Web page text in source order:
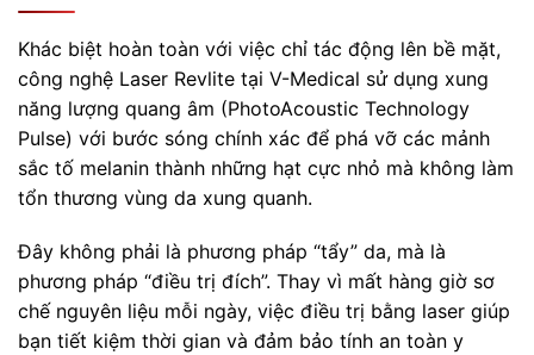
Khác biệt hoàn toàn với việc chỉ tác động lên bề mặt,
công nghệ Laser Revlite tại V-Medical sử dụng xung
năng lượng quang âm (PhotoAcoustic Technology
Pulse) với bước sóng chính xác để phá vỡ các mảnh
sắc tố melanin thành những hạt cực nhỏ mà không làm
tổn thương vùng da xung quanh.
Đây không phải là phương pháp “tẩy” da, mà là
phương pháp “điều trị đích”. Thay vì mất hàng giờ sơ
chế nguyên liệu mỗi ngày, việc điều trị bằng laser giúp
bạn tiết kiệm thời gian và đảm bảo tính an toàn y